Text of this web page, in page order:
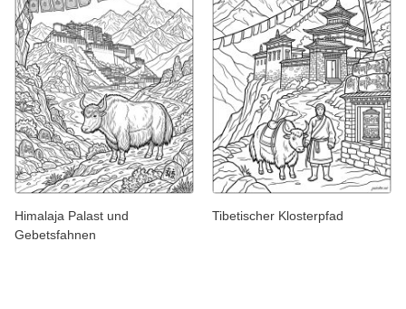
Himalaja Palast und
Gebetsfahnen
Tibetischer Klosterpfad